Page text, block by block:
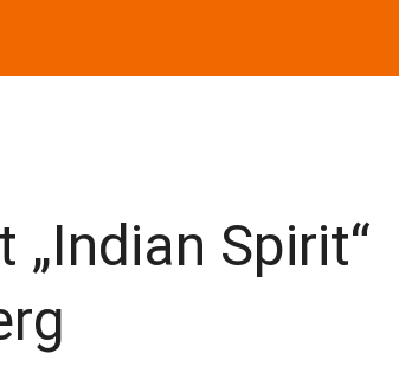
„Indian Spirit“